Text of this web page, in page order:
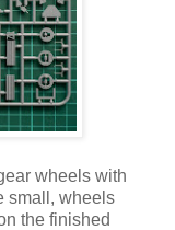
wheels with
small, wheels
the finished